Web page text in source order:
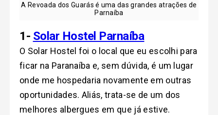
A Revoada dos Guarás é uma das grandes atrações de
Parnaíba
1- Solar Hostel Parnaíba
O Solar Hostel foi o local que eu escolhi para
ficar na Paranaíba e, sem dúvida, é um lugar
onde me hospedaria novamente em outras
oportunidades. Aliás, trata-se de um dos
melhores albergues em que já estive.